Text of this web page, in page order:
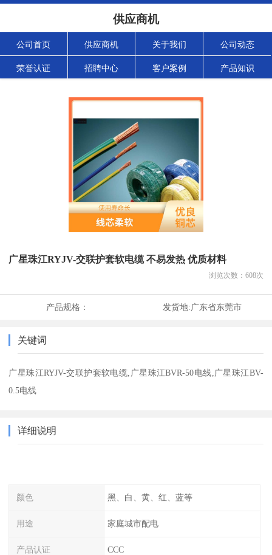
供应商机
公司首页 供应商机 关于我们 公司动态
荣誉认证 招聘中心 客户案例 产品知识
广星珠江RYJV-交联护套软电缆 不易发热 优质材料
浏览次数： 608次
产品规格： 发货地:广东省东莞市
关键词
广星珠江RYJV-交联护套软电缆,广星珠江BVR-50电线,广星珠江BV-
0.5电线
详细说明
颜色 黑、白、黄、红、蓝等
用途 家庭城市配电
产品认证 CCC